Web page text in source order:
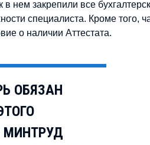
нем закрепили все
специалиста. Кроме того,
о наличии Аттестата.
ОБЯЗАН
МИНТРУД